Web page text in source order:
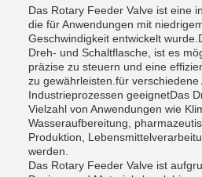
Das Rotary Feeder Valve ist eine
die für Anwendungen mit
Geschwindigkeit entwickelt
Dreh- und Schaltflasche, ist es
präzise zu steuern und eine
zu gewährleisten.für verschiedene
Industrieprozessen geeignetDas
Vielzahl von Anwendungen wie
Wasseraufbereitung,
Produktion,
werden.
Das Rotary Feeder Valve ist